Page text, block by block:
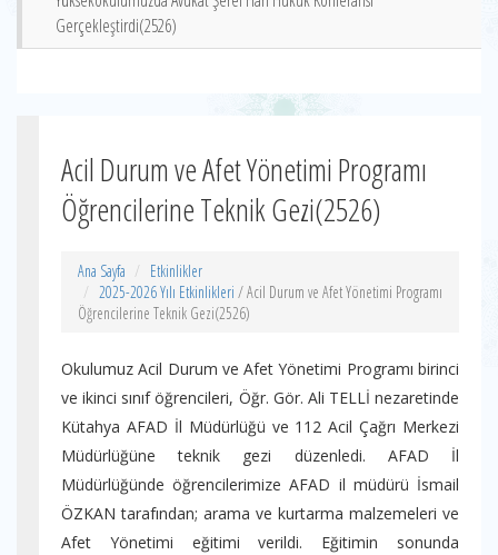
Gerçekleştirdi(2526)
Acil Durum ve Afet Yönetimi Programı
Öğrencilerine Teknik Gezi(2526)
Ana Sayfa
Etkinlikler
2025-2026 Yılı Etkinlikleri / Acil Durum ve Afet Yönetimi Programı
Öğrencilerine Teknik Gezi(2526)
Okulumuz Acil Durum ve Afet Yönetimi Programı birinci
ve ikinci sınıf öğrencileri, Öğr. Gör. Ali TELLİ nezaretinde
Kütahya AFAD İl Müdürlüğü ve 112 Acil Çağrı Merkezi
Müdürlüğüne teknik gezi düzenledi. AFAD İl
Müdürlüğünde öğrencilerimize AFAD il müdürü İsmail
ÖZKAN tarafından; arama ve kurtarma malzemeleri ve
Afet Yönetimi eğitimi verildi. Eğitimin sonunda